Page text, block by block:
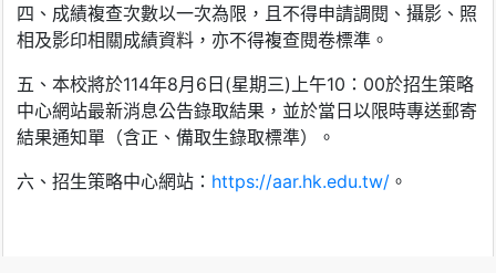
四、成績複查次數以一次為限，且不得申請調閱、攝影、照
相及影印相關成績資料，亦不得複查閱卷標準。
五、本校將於114年8月6日(星期三)上午10：00於招生策略
中心網站最新消息公告錄取結果，並於當日以限時專送郵寄
結果通知單（含正、備取生錄取標準）。
六、招生策略中心網站： https://aar.hk.edu.tw/ 。